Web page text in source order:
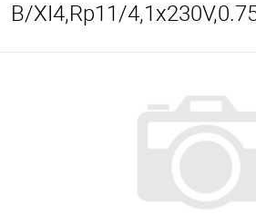
B/XI4,Rp11/